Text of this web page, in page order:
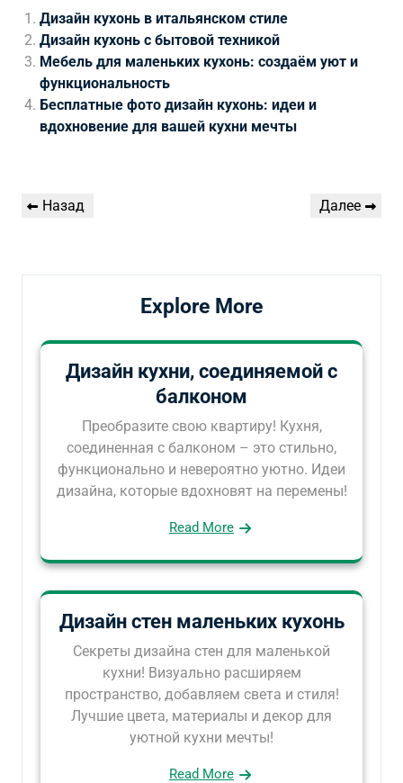
Дизайн кухонь в итальянском стиле
Дизайн кухонь с бытовой техникой
Мебель для маленьких кухонь: создаём уют и
функциональность
Бесплатные фото дизайн кухонь: идеи и
вдохновение для вашей кухни мечты
Навигация
Предыдущая
Назад
Следующая
Далее
Explore More
Дизайн кухни, соединяемой с
балконом
Преобразите свою квартиру! Кухня,
соединенная с балконом – это стильно,
функционально и невероятно уютно. Идеи
дизайна, которые вдохновят на перемены!
Read More
Дизайн стен маленьких кухонь
Секреты дизайна стен для маленькой
кухни! Визуально расширяем
пространство, добавляем света и стиля!
Лучшие цвета, материалы и декор для
уютной кухни мечты!
Read More